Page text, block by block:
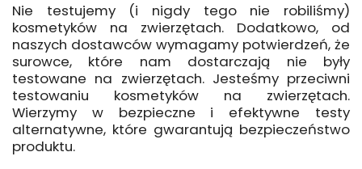
Nie testujemy (i nigdy tego nie robiliśmy)
kosmetyków na zwierzętach. Dodatkowo, od
naszych dostawców wymagamy potwierdzeń, że
surowce, które nam dostarczają nie były
testowane na zwierzętach. Jesteśmy przeciwni
testowaniu kosmetyków na zwierzętach.
Wierzymy w bezpieczne i efektywne testy
alternatywne, które gwarantują bezpieczeństwo
produktu.